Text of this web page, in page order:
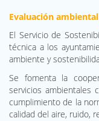
Evaluación
El Servicio de
técnica a los
ambiente y
Se fomenta la
servicios ambientales
cumplimiento de la
calidad del aire, ruido,